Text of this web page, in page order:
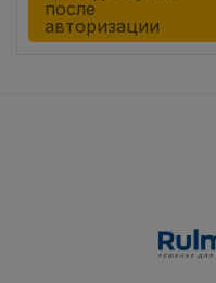
после
авторизации